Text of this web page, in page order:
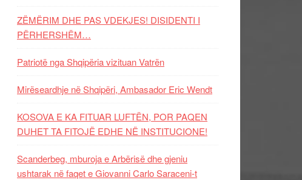
ZËMËRIM DHE PAS VDEKJES! DISIDENTI I
PËRHERSHËM…
Patriotë nga Shqipëria vizituan Vatrën
Mirëseardhje në Shqipëri, Ambasador Eric Wendt
KOSOVA E KA FITUAR LUFTËN, POR PAQEN
DUHET TA FITOJË EDHE NË INSTITUCIONE!
Scanderbeg, mburoja e Arbërisë dhe gjeniu
ushtarak në faqet e Giovanni Carlo Saraceni-t